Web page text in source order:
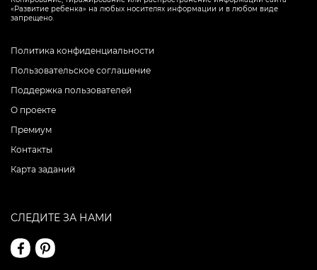
«Развитие ребенка» на любых носителях информации и в любом виде
запрещено.
Политика конфиденциальности
Пользовательское соглашение
Поддержка пользователей
О проекте
Премиум
Контакты
Карта заданий
СЛЕДИТЕ ЗА НАМИ